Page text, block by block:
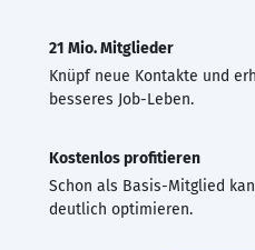
21 Mio. Mitglieder
Knüpf neue Kontakte und
besseres Job-Leben.
Kostenlos profitieren
Schon als Basis-Mitglied
deutlich optimieren.